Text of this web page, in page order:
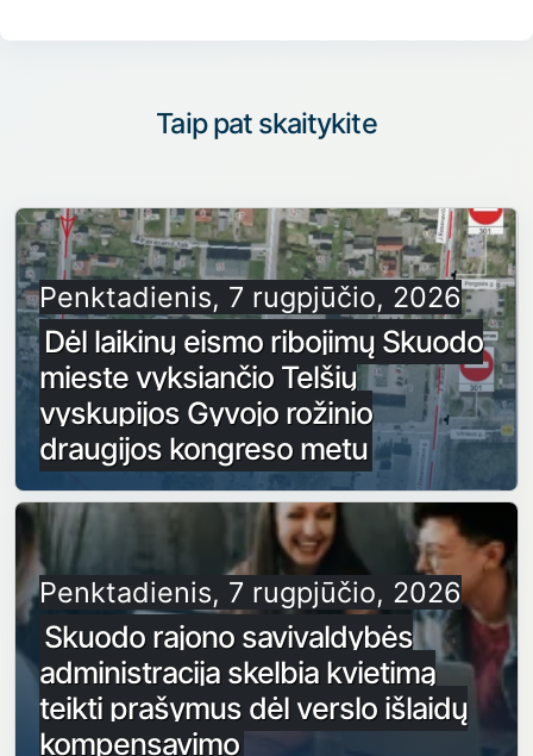
Taip pat skaitykite
Penktadienis, 7 rugpjūčio, 2026
Dėl laikinų eismo ribojimų Skuodo
mieste vyksiančio Telšių
vyskupijos Gyvojo rožinio
draugijos kongreso metu
Penktadienis, 7 rugpjūčio, 2026
Skuodo rajono savivaldybės
administracija skelbia kvietimą
teikti prašymus dėl verslo išlaidų
kompensavimo